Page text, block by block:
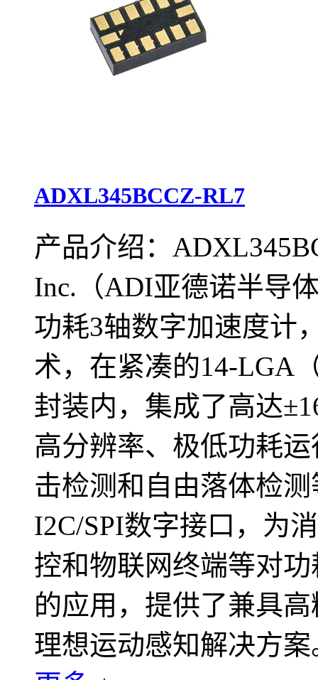
ADXL345BCCZ-RL7
产品介绍：
Inc.（ADI亚德诺半导
功耗3轴数字加速度计
术，在紧凑的14-LGA
封装内，集成了高达
高分辨率、极低功耗
击检测和自由落体检
I2C/SPI数字接口，为
控和物联网终端等对
的应用，提供了兼具
理想运动感知解决方案